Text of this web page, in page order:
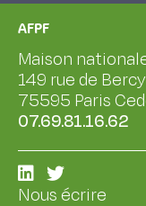
AFPF
Maison
149 rue de Bercy
75595 Paris
07.69.81.16.62
Nous écrire